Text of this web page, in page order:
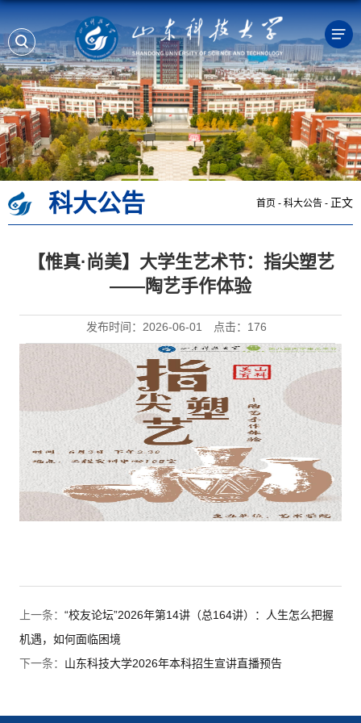
科大公告 首页 - 科大公告 - 正文
【惟真·尚美】大学生艺术节：指尖塑艺
——陶艺手作体验
发布时间：2026-06-01 点击： 176
上一条：“校友论坛”2026年第14讲（总164讲）：人生怎么把握
机遇，如何面临困境
下一条： 山东科技大学2026年本科招生宣讲直播预告